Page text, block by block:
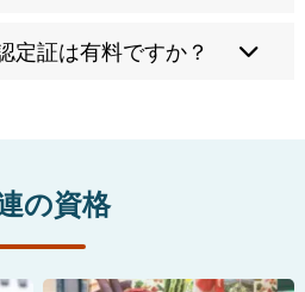
定証は有料ですか？
の資格